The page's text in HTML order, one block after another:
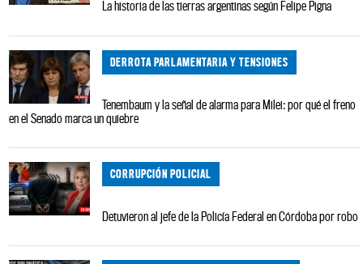
La historia de las tierras argentinas según Felipe Pigna
DERROTA PARLAMENTARIA Y TENSIONES
Tenembaum y la señal de alarma para Milei: por qué el freno
en el Senado marca un quiebre
CORRUPCIÓN POLICIAL
Detuvieron al jefe de la Policía Federal en Córdoba por robo